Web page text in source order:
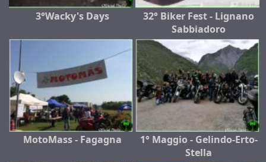
3°Wacky's Days
32° Biker Fest - Lignano
Sabbiadoro
MotoMass - Fagagna
1° Maggio - Gelindo-Erto-
Stella